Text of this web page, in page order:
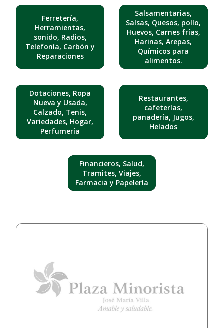
Ferretería,
Herramientas,
sonido, Radios,
Telefonía, Carbón y
Reparaciones
Salsamentarias,
Salsas, Quesos, pollo,
Huevos, Carnes frías,
Harinas, Arepas,
Químicos para
alimentos.
Dotaciones, Ropa
Nueva y Usada,
Calzado, Tenis,
Variedades, Hogar,
Perfumería
Restaurantes,
cafeterías,
panadería, Jugos,
Helados
Financieros, Salud,
Tramites, Viajes,
Farmacia y Papelería